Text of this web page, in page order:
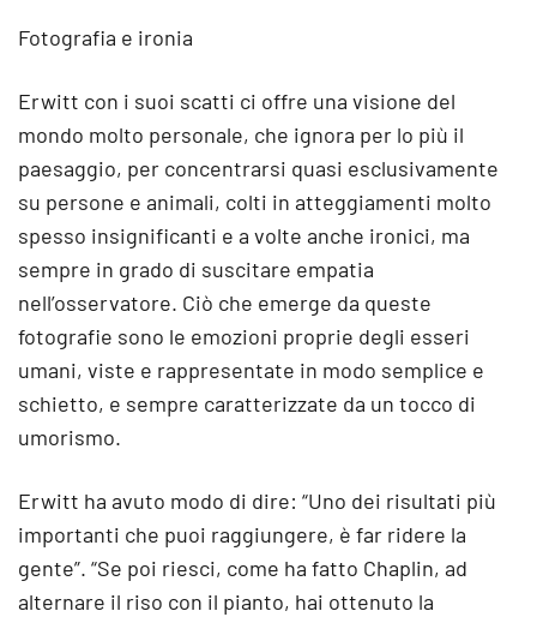
Fotografia e ironia
Erwitt con i suoi scatti ci offre una visione del
mondo molto personale, che ignora per lo più il
paesaggio, per concentrarsi quasi esclusivamente
su persone e animali, colti in atteggiamenti molto
spesso insignificanti e a volte anche ironici, ma
sempre in grado di suscitare empatia
nell’osservatore. Ciò che emerge da queste
fotografie sono le emozioni proprie degli esseri
umani, viste e rappresentate in modo semplice e
schietto, e sempre caratterizzate da un tocco di
umorismo.
Erwitt ha avuto modo di dire: “Uno dei risultati più
importanti che puoi raggiungere, è far ridere la
gente”. “Se poi riesci, come ha fatto Chaplin, ad
alternare il riso con il pianto, hai ottenuto la